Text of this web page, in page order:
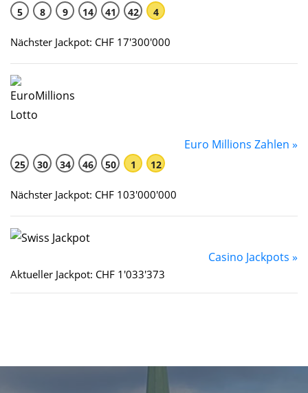
5 8 9 14 41 42 4
Nächster Jackpot: CHF 17'300'000
Euro Millions Zahlen »
25 30 34 46 50 1 12
Nächster Jackpot: CHF 103'000'000
Casino Jackpots »
Aktueller Jackpot: CHF 1'033'373